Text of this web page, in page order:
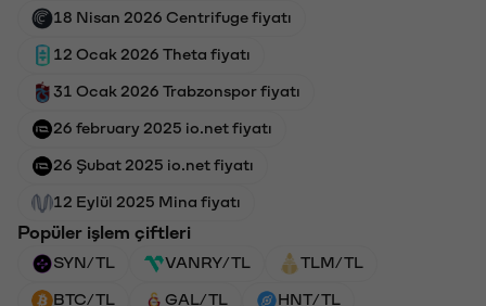
18 Nisan 2026 Centrifuge fiyatı
12 Ocak 2026 Theta fiyatı
31 Ocak 2026 Trabzonspor fiyatı
26 february 2025 io.net fiyatı
26 Şubat 2025 io.net fiyatı
12 Eylül 2025 Mina fiyatı
Popüler işlem çiftleri
SYN/TL VANRY/TL TLM/TL
BTC/TL GAL/TL HNT/TL